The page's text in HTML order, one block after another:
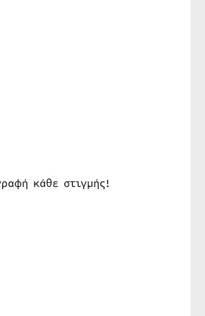
κάθε στιγμής!